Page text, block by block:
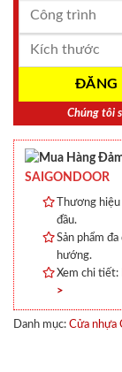
Chúng tôi
SAIGONDOOR
Thương
đầu.
Sản phẩm
hướng.
Xem chi tiết:
>
Danh mục: Cửa nhựa